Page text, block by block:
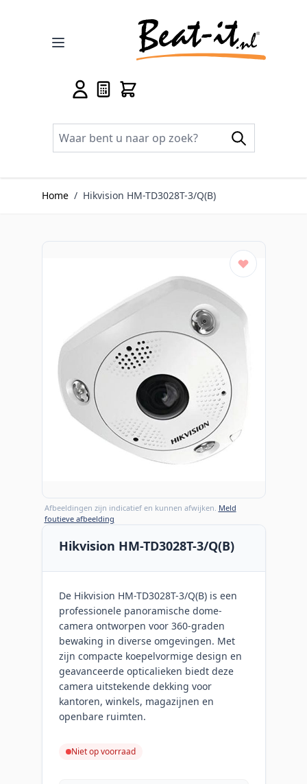
Home / Hikvision HM-TD3028T-3/Q(B)
Afbeeldingen zijn indicatief en kunnen afwijken. Meld
foutieve afbeelding
Hikvision HM-TD3028T-3/Q(B)
De Hikvision HM-TD3028T-3/Q(B) is een
professionele panoramische dome-
camera ontworpen voor 360-graden
bewaking in diverse omgevingen. Met
zijn compacte koepelvormige design en
geavanceerde opticalieken biedt deze
camera uitstekende dekking voor
kantoren, winkels, magazijnen en
openbare ruimten.
Niet op voorraad